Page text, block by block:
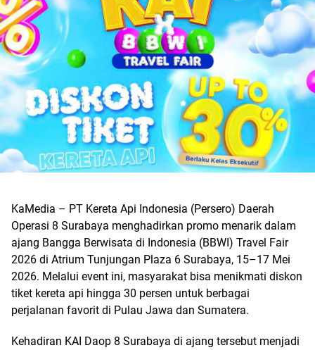
KaMedia – PT Kereta Api Indonesia (Persero) Daerah
Operasi 8 Surabaya menghadirkan promo menarik dalam
ajang Bangga Berwisata di Indonesia (BBWI) Travel Fair
2026 di Atrium Tunjungan Plaza 6 Surabaya, 15–17 Mei
2026. Melalui event ini, masyarakat bisa menikmati diskon
tiket kereta api hingga 30 persen untuk berbagai
perjalanan favorit di Pulau Jawa dan Sumatera.
Kehadiran KAI Daop 8 Surabaya di ajang tersebut menjadi